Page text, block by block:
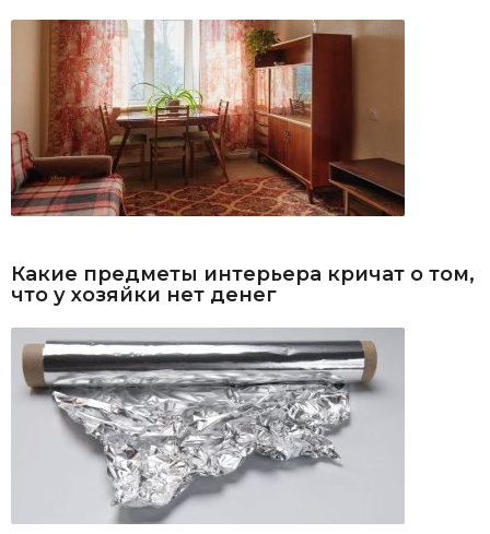
Какие предметы интерьера кричат о том,
что у хозяйки нет денег